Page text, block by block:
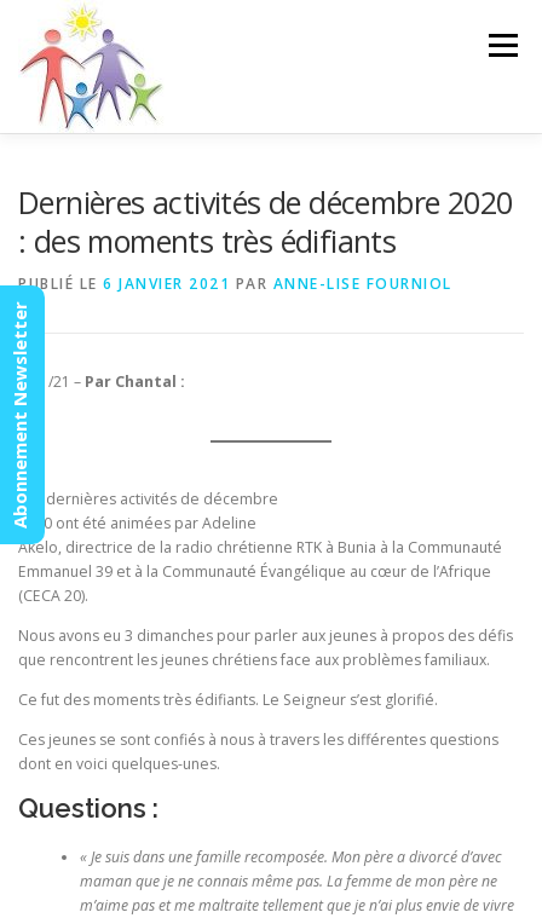
contenu
Menu
Dernières activités de décembre 2020
: des moments très édifiants
PUBLIÉ LE 6 JANVIER 2021 PAR ANNE-LISE FOURNIOL
1/01/21 – Par Chantal :
Les dernières activités de décembre
2020 ont été animées par Adeline
Akelo, directrice de la radio chrétienne RTK à Bunia à la Communauté
Emmanuel 39 et à la Communauté Évangélique au cœur de l’Afrique
(CECA 20).
Nous avons eu 3 dimanches pour parler aux jeunes à propos des défis
que rencontrent les jeunes chrétiens face aux problèmes familiaux.
Ce fut des moments très édifiants. Le Seigneur s’est glorifié.
Ces jeunes se sont confiés à nous à travers les différentes questions
dont en voici quelques-unes.
Questions :
« Je suis dans une famille recomposée. Mon père a divorcé d’avec
maman que je ne connais même pas. La femme de mon père ne
m’aime pas et me maltraite tellement que je n’ai plus envie de vivre
Abonnement Newsletter